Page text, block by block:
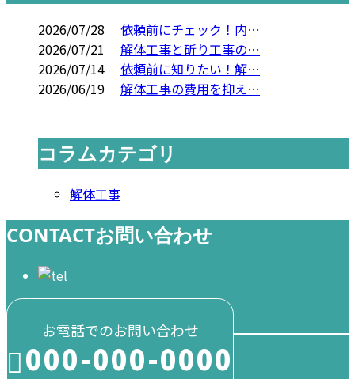
2026/07/28
依頼前にチェック！内…
2026/07/21
解体工事と斫り工事の…
2026/07/14
依頼前に知りたい！解…
2026/06/19
解体工事の費用を抑え…
コラムカテゴリ
解体工事
CONTACTお問い合わせ
お電話でのお問い合わせ
000-000-0000